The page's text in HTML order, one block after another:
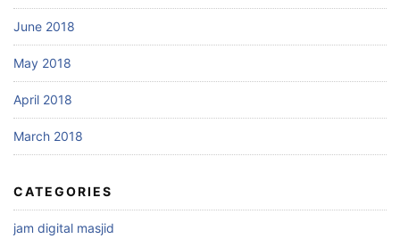
June 2018
May 2018
April 2018
March 2018
CATEGORIES
jam digital masjid